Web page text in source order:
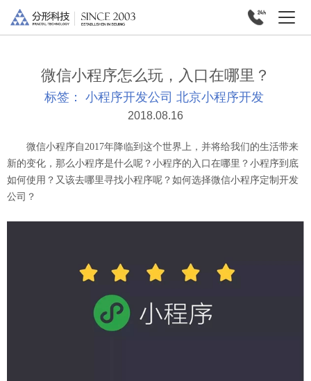
微信小程序怎么玩，入口在哪里？
标签： 小程序开发公司 北京小程序开发
2018.08.16
微信小程序自2017年降临到这个世界上，并将给我们的生活带来
新的变化，那么小程序是什么呢？小程序的入口在哪里？小程序到底
如何使用？又该去哪里寻找小程序呢？如何选择微信小程序定制开发
公司？